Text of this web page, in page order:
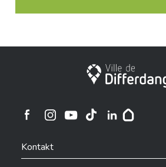
Stadt Differdingen
Ville de Differdange sur Instagram
Kontakt